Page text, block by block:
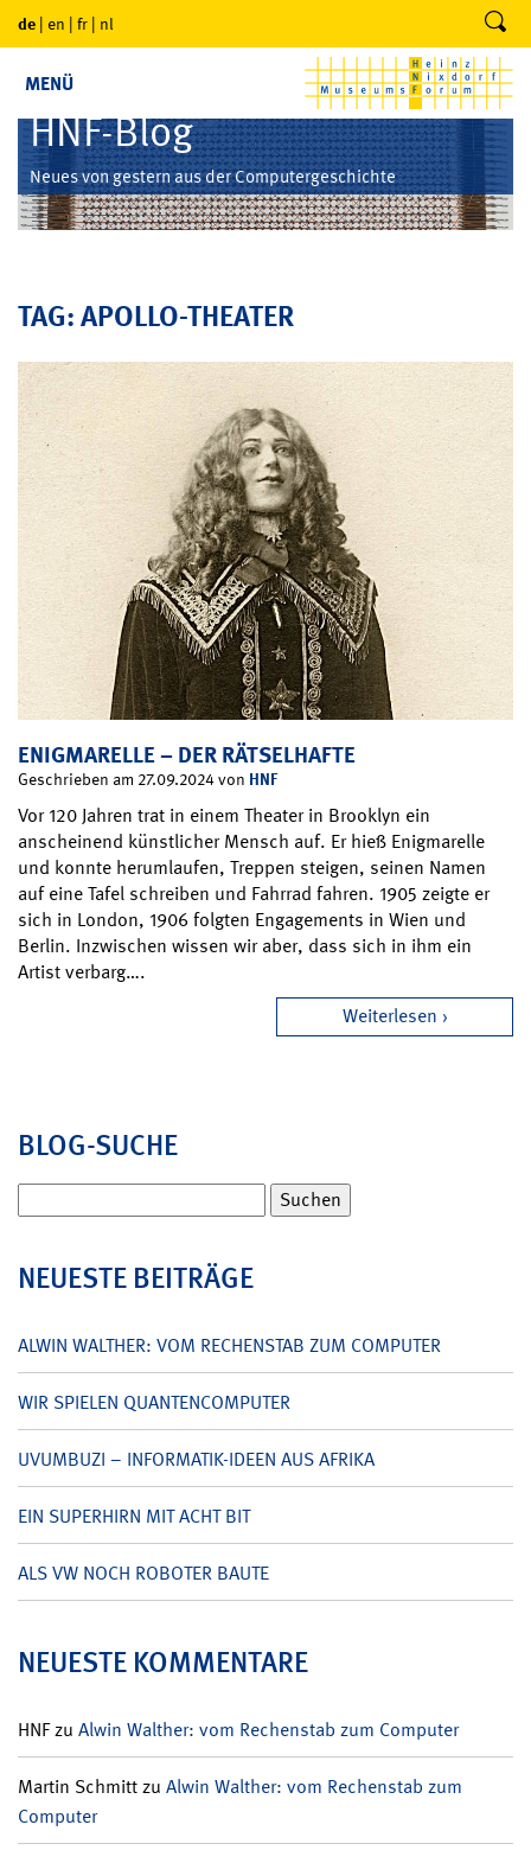
de | en | fr | nl
MENÜ
HNF-Blog
Neues von gestern aus der Computergeschichte
TAG: APOLLO-THEATER
ENIGMARELLE – DER RÄTSELHAFTE
Geschrieben am 27.09.2024 von HNF
Vor 120 Jahren trat in einem Theater in Brooklyn ein
anscheinend künstlicher Mensch auf. Er hieß Enigmarelle
und konnte herumlaufen, Treppen steigen, seinen Namen
auf eine Tafel schreiben und Fahrrad fahren. 1905 zeigte er
sich in London, 1906 folgten Engagements in Wien und
Berlin. Inzwischen wissen wir aber, dass sich in ihm ein
Artist verbarg….
Weiterlesen
BLOG-SUCHE
nach:
NEUESTE BEITRÄGE
ALWIN WALTHER: VOM RECHENSTAB ZUM COMPUTER
WIR SPIELEN QUANTENCOMPUTER
UVUMBUZI – INFORMATIK-IDEEN AUS AFRIKA
EIN SUPERHIRN MIT ACHT BIT
ALS VW NOCH ROBOTER BAUTE
NEUESTE KOMMENTARE
HNFzu Alwin Walther: vom Rechenstab zum Computer
Martin Schmittzu Alwin Walther: vom Rechenstab zum
Computer